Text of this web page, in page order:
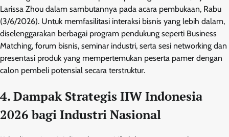
Larissa Zhou dalam sambutannya pada acara pembukaan, Rabu
(3/6/2026). Untuk memfasilitasi interaksi bisnis yang lebih dalam,
diselenggarakan berbagai program pendukung seperti Business
Matching, forum bisnis, seminar industri, serta sesi networking dan
presentasi produk yang mempertemukan peserta pamer dengan
calon pembeli potensial secara terstruktur.
4. Dampak Strategis IIW Indonesia
2026 bagi Industri Nasional